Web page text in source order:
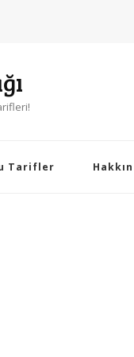
Tarifler